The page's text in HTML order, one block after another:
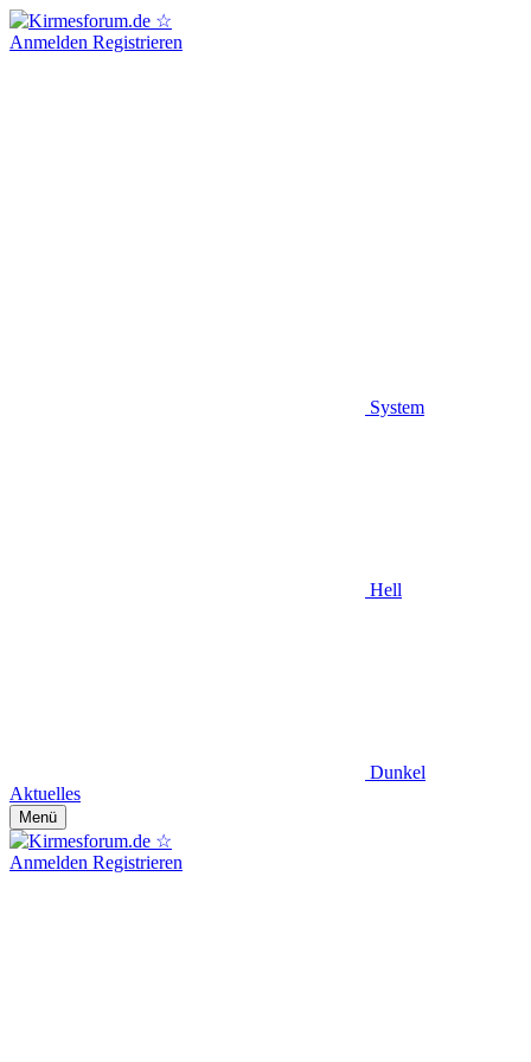
Anmelden Registrieren
System
Hell
Dunkel
Aktuelles
Menü
Anmelden Registrieren